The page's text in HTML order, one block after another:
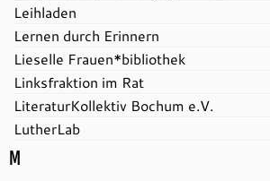
Leihladen
Lernen durch Erinnern
Lieselle Frauen*bibliothek
Linksfraktion im Rat
LiteraturKollektiv Bochum e.V.
LutherLab
M